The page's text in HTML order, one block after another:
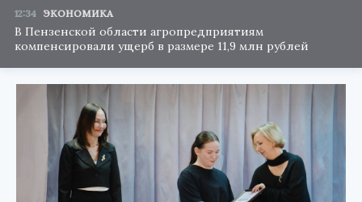
12:34 ЭКОНОМИКА
В Пензенской области агропредприятиям
компенсировали ущерб в размере 11,9 млн рублей